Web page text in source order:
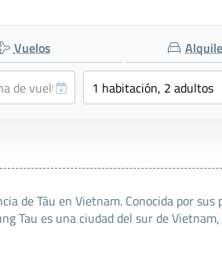
Vuelos
de Tàu en Vietnam. Conocida por sus
Tau es una ciudad del sur de